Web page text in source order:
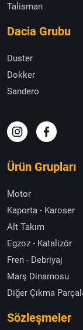
Talisman
Dacia Grubu
Duster
Dokker
Sandero
Ürün Grupları
Motor
Kaporta - Karoser
Alt Takım
Egzoz - Katalizör
Fren - Debriyaj
Marş Dinamosu
Diğer Çıkma
Sözleşmeler